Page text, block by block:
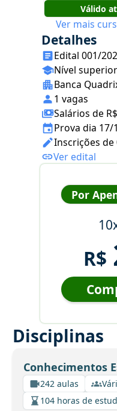
Válido
Ver mais
Detalhes
Edital 001/
Nível superior
Banca
1 vagas
Salários de
Prova dia 17/
Inscrições de
Ver edital
Por
R$
Disciplinas
Conhecimentos
242 aulas
104 horas de